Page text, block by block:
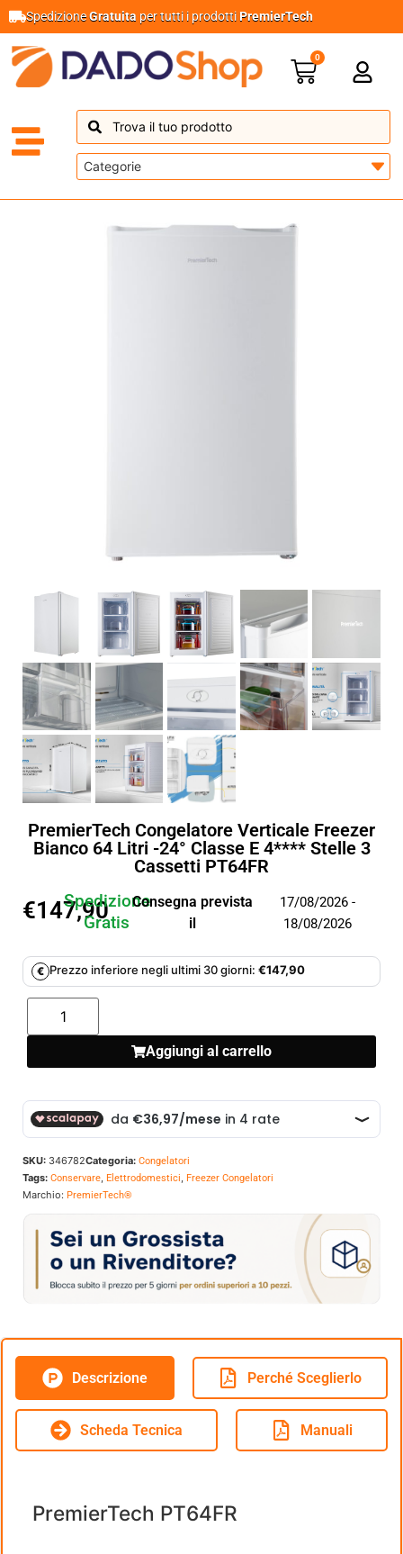
SpedizioneGratuita per tutti i prodottiPremierTech
0
PremierTech Congelatore Verticale Freezer
Bianco 64 Litri -24° Classe E 4**** Stelle 3
Cassetti PT64FR
€147,90
Spedizione
Gratis
Consegna prevista
il
17/08/2026 -
18/08/2026
€ Prezzo inferiore negli ultimi 30 giorni: €147,90
Aggiungi al carrello
SKU: 346782Categoria: Congelatori
Tags: Conservare, Elettrodomestici, Freezer Congelatori
Marchio: PremierTech®
Descrizione Perché Sceglierlo
Scheda Tecnica Manuali
PremierTech PT64FR